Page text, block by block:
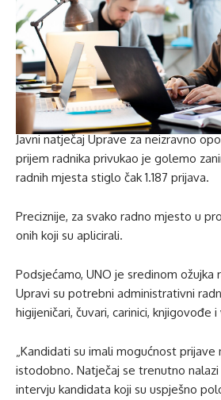
Javni natječaj Uprave za neizravno
prijem radnika privukao je golemo
radnih mjesta stiglo čak 1.187 prijava.
Preciznije, za svako radno mjesto u
onih koji su aplicirali.
Podsjećamo, UNO je sredinom ožujka
Upravi su potrebni administrativni
higijeničari, čuvari, carinici, knjigovođe i
„Kandidati su imali mogućnost prijave
istodobno. Natječaj se trenutno nalazi
intervju kandidata koji su uspješno